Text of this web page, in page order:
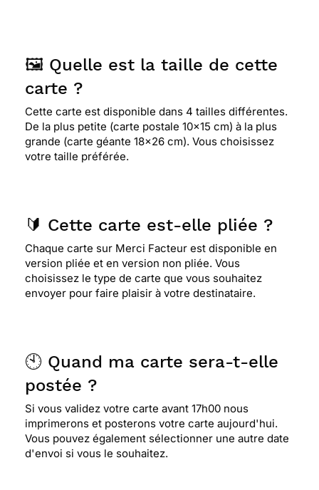
🖼️ Quelle est la taille de cette
carte ?
Cette carte est disponible dans 4 tailles différentes.
De la plus petite (carte postale 10x15 cm) à la plus
grande (carte géante 18x26 cm). Vous choisissez
votre taille préférée.
🔰 Cette carte est-elle pliée ?
Chaque carte sur Merci Facteur est disponible en
version pliée et en version non pliée. Vous
choisissez le type de carte que vous souhaitez
envoyer pour faire plaisir à votre destinataire.
🕙 Quand ma carte sera-t-elle
postée ?
Si vous validez votre carte avant 17h00 nous
imprimerons et posterons votre carte aujourd'hui.
Vous pouvez également sélectionner une autre date
d'envoi si vous le souhaitez.